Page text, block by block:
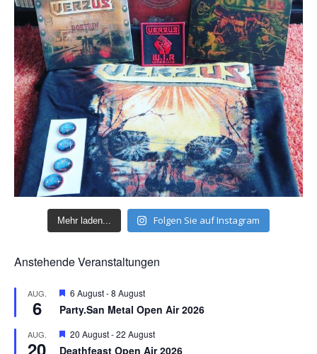
Mehr laden... Folgen Sie auf Instagram
Anstehende Veranstaltungen
AUG.
6
H
r
o
r
6 August-8 August
Party.San Metal Open Air 2026
AUG.
H
20 August-22 August
Deathfeast Open Air 2026